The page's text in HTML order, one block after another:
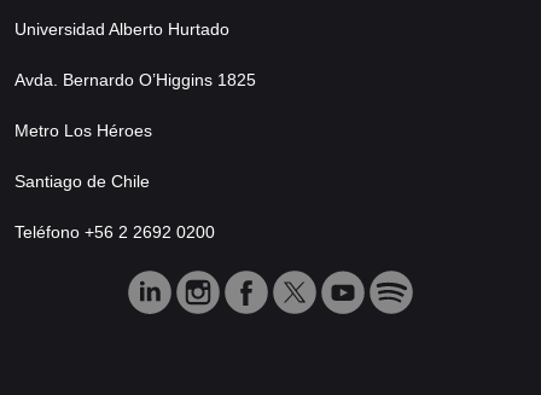
Universidad Alberto Hurtado
Avda. Bernardo O’Higgins 1825
Metro Los Héroes
Santiago de Chile
Teléfono +56 2 2692 0200